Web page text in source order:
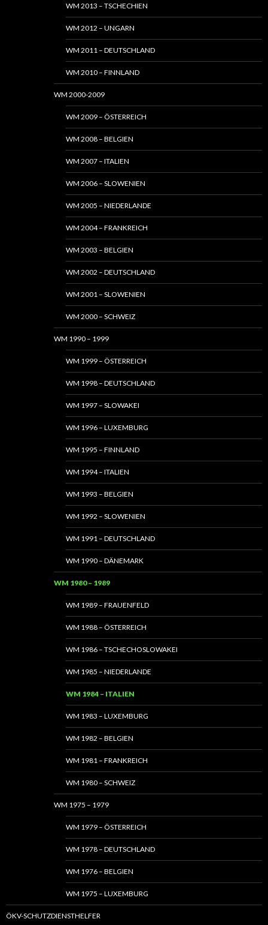
WM 2013 – TSCHECHIEN
WM 2012 – UNGARN
WM 2011 – DEUTSCHLAND
WM 2010 – FINNLAND
WM 2000-2009
WM 2009 – ÖSTERREICH
WM 2008 – BELGIEN
WM 2007 – ITALIEN
WM 2006 – SLOWENIEN
WM 2005 – NIEDERLANDE
WM 2004 – FRANKREICH
WM 2003 – BELGIEN
WM 2002 – DEUTSCHLAND
WM 2001 – SLOWENIEN
WM 2000 – SCHWEIZ
WM 1990 – 1999
WM 1999 – ÖSTERREICH
WM 1998 – DEUTSCHLAND
WM 1997 – SLOWAKEI
WM 1996 – LUXEMBURG
WM 1995 – FINNLAND
WM 1994 – ITALIEN
WM 1993 – BELGIEN
WM 1992 – SLOWENIEN
WM 1991 – DEUTSCHLAND
WM 1990 – DÄNEMARK
WM 1980 – 1989
WM 1989 – FRAUENFELD
WM 1988 – ÖSTERREICH
WM 1986 – TSCHECHOSLOWAKEI
WM 1985 – NIEDERLANDE
WM 1984 – ITALIEN
WM 1983 – LUXEMBURG
WM 1982 – BELGIEN
WM 1981 – FRANKREICH
WM 1980 – SCHWEIZ
WM 1975 – 1979
WM 1979 – ÖSTERREICH
WM 1978 – DEUTSCHLAND
WM 1976 – BELGIEN
WM 1975 – LUXEMBURG
ÖKV-SCHUTZDIENSTHELFER